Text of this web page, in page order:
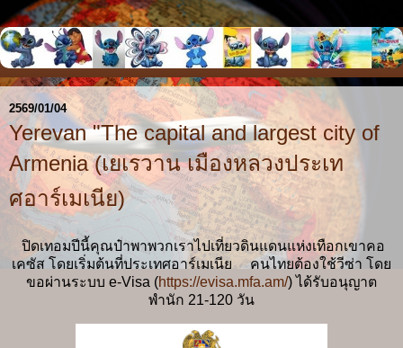
2569/01/04
Yerevan "The capital and largest city of
Armenia (เยเรวาน เมืองหลวงประเท
ศอาร์เมเนีย)
ปิดเทอมปีนี้คุณป๋าพาพวกเราไปเที่ยวดินแดนแห่งเทือกเขาคอ
เคซัส โดยเริ่มต้นที่ประเทศอาร์เมเนีย คนไทยต้องใช้วีซ่า โดย
ขอผ่านระบบ e-Visa (https://evisa.mfa.am/) ได้รับอนุญาต
พำนัก 21-120 วัน